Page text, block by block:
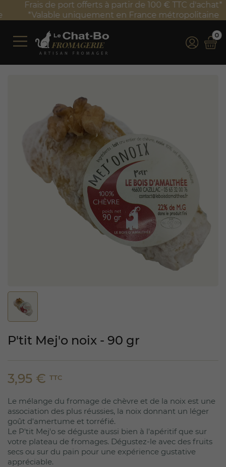
Frais de port offerts à partir de 100 € TTC d'achat*
*Valable uniquement en France métropolitaine
0
P'tit Mej'o noix - 90 gr
3,95 € TTC
Le mélange du fromage de chèvre et de la noix est une
association des plus réussies, la noix donnant un léger
goût d'amertume et torréfié.
Le P'tit Mej'o se déguste aussi bien à l'apéritif que sur
votre plateau de fromages. Dégustez-le avec des fruits
secs ou sur du pain pour une expérience gustative
appréciable.